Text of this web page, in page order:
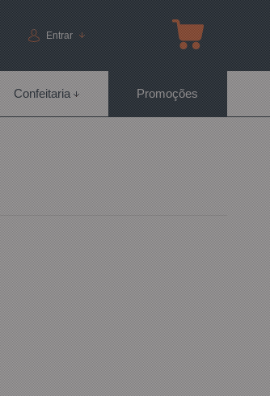
Entrar
Confeitaria Promoções